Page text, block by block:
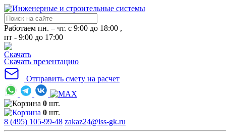
Работаем пн. – чт. с 9:00 до 18:00 ,
пт - 9:00 до 17:00
Скачать презентацию
Отправить смету на расчет
0 шт.
0 шт.
8 (495) 105-99-48 zakaz24@iss-gk.ru